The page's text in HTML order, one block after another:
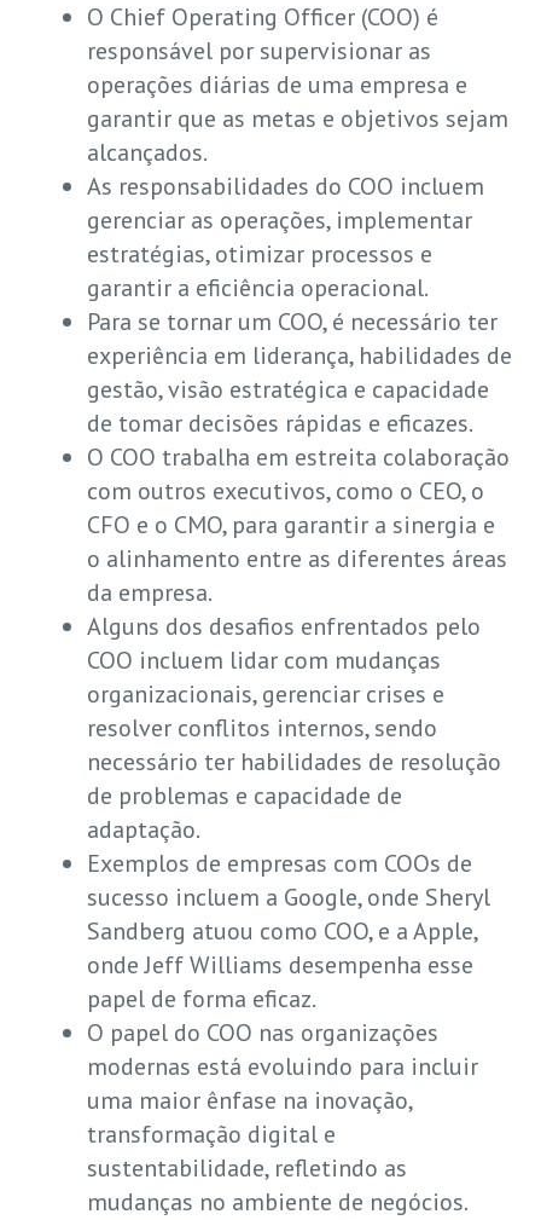
O Chief Operating Officer (COO) é
responsável por supervisionar as
operações diárias de uma empresa e
garantir que as metas e objetivos sejam
alcançados.
As responsabilidades do COO incluem
gerenciar as operações, implementar
estratégias, otimizar processos e
garantir a eficiência operacional.
Para se tornar um COO, é necessário ter
experiência em liderança, habilidades de
gestão, visão estratégica e capacidade
de tomar decisões rápidas e eficazes.
O COO trabalha em estreita colaboração
com outros executivos, como o CEO, o
CFO e o CMO, para garantir a sinergia e
o alinhamento entre as diferentes áreas
da empresa.
Alguns dos desafios enfrentados pelo
COO incluem lidar com mudanças
organizacionais, gerenciar crises e
resolver conflitos internos, sendo
necessário ter habilidades de resolução
de problemas e capacidade de
adaptação.
Exemplos de empresas com COOs de
sucesso incluem a Google, onde Sheryl
Sandberg atuou como COO, e a Apple,
onde Jeff Williams desempenha esse
papel de forma eficaz.
O papel do COO nas organizações
modernas está evoluindo para incluir
uma maior ênfase na inovação,
transformação digital e
sustentabilidade, refletindo as
mudanças no ambiente de negócios.